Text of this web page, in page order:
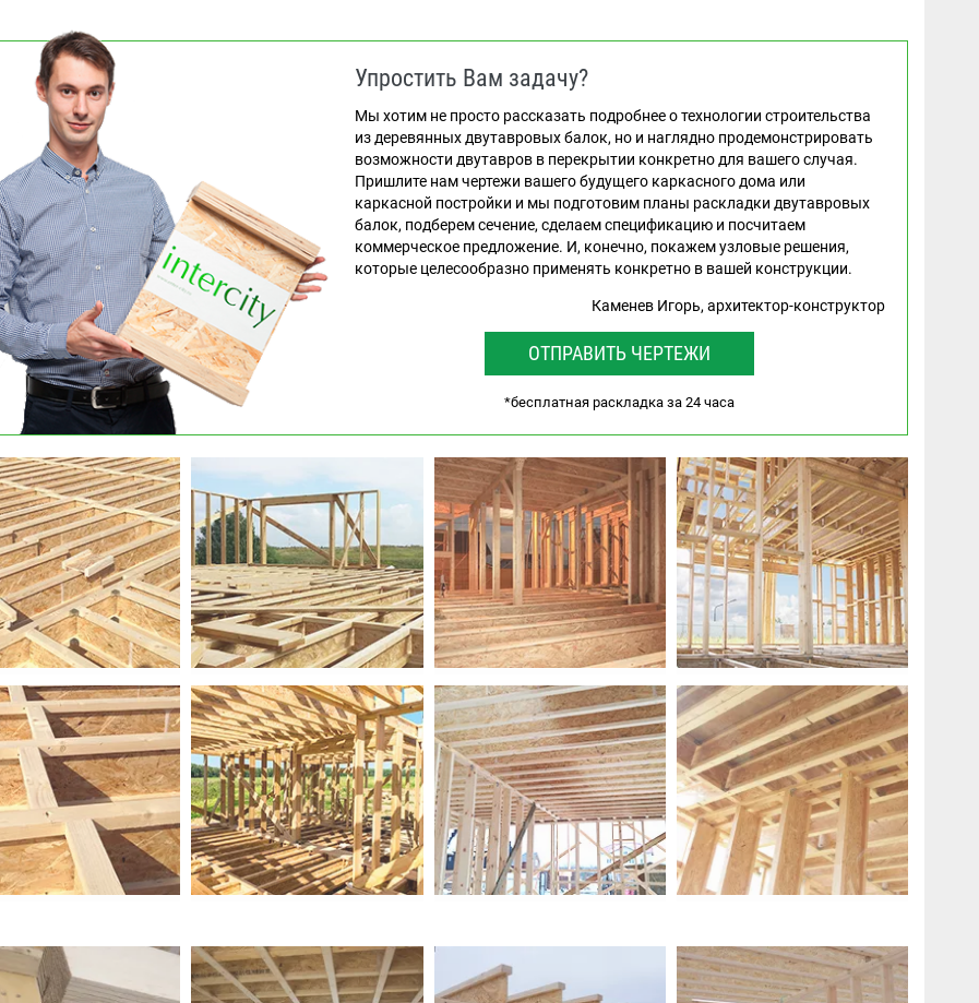
Упростить Вам задачу?
Мы хотим не просто рассказать подробнее о технологии строительства
из деревянных двутавровых балок, но и наглядно продемонстрировать
возможности двутавров в перекрытии конкретно для вашего случая.
Пришлите нам чертежи вашего будущего каркасного дома или
каркасной постройки и мы подготовим планы раскладки двутавровых
балок, подберем сечение, сделаем спецификацию и посчитаем
коммерческое предложение. И, конечно, покажем узловые решения,
которые целесообразно применять конкретно в вашей конструкции.
Каменев Игорь, архитектор-конструктор
ОТПРАВИТЬ ЧЕРТЕЖИ
*бесплатная раскладка за 24 часа